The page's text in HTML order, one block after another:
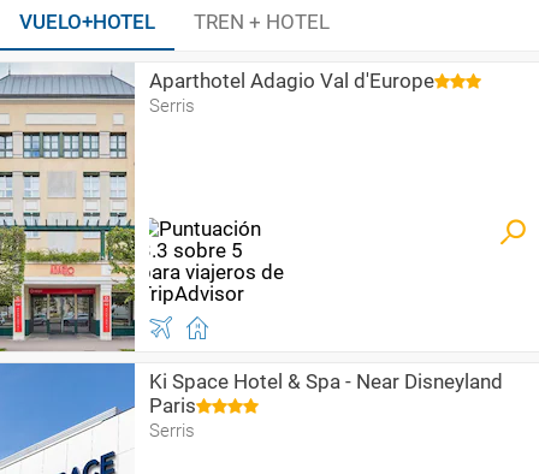
VUELO+HOTEL TREN + HOTEL
Aparthotel Adagio Val d'Europe
Serris
Ki Space Hotel & Spa - Near Disneyland
Paris
Serris